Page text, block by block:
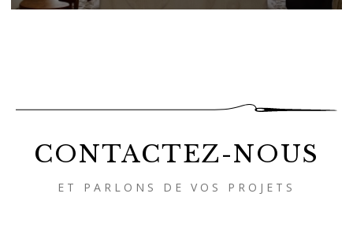
CONTACTEZ-NOUS
ET PARLONS DE VOS PROJETS